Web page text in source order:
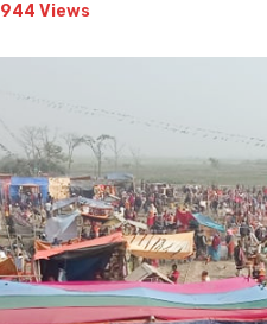
944 Views